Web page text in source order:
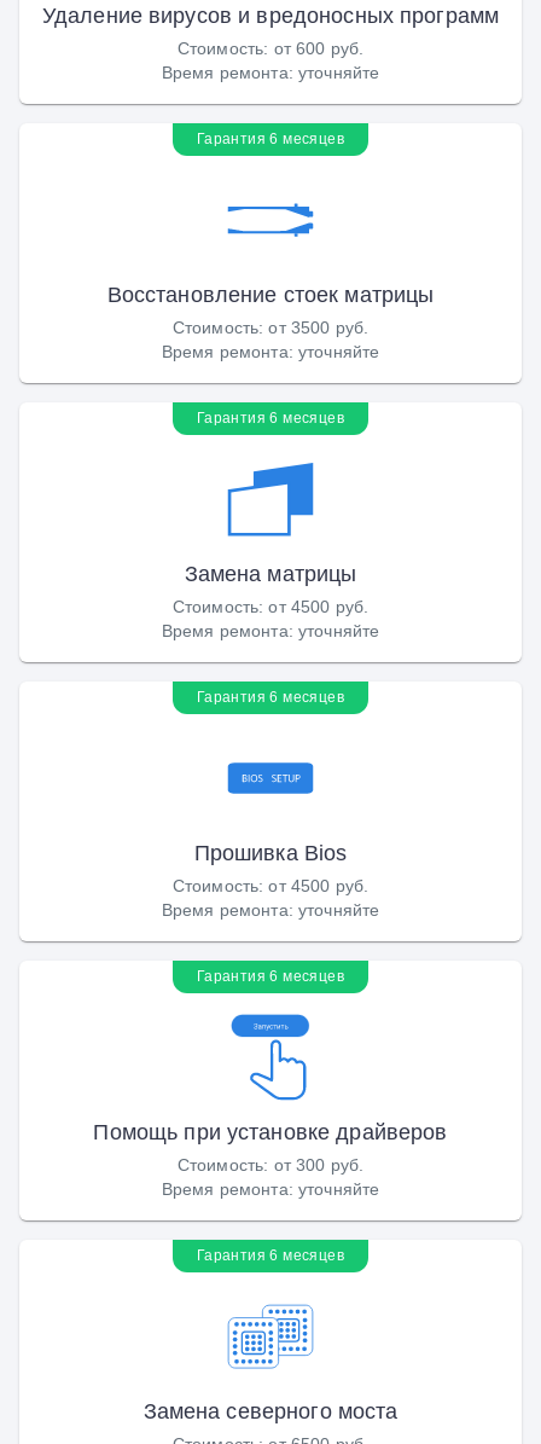
Удаление вирусов и вредоносных программ
Стоимость: от 600 руб.
Время ремонта: уточняйте
Гарантия 6 месяцев
Восстановление стоек матрицы
Стоимость:от 3500 руб.
Время ремонта: уточняйте
Гарантия 6 месяцев
Замена матрицы
Стоимость:от 4500 руб.
Время ремонта: уточняйте
Гарантия 6 месяцев
Прошивка Bios
Стоимость:от 4500 руб.
Время ремонта: уточняйте
Гарантия 6 месяцев
Помощь при установке драйверов
Стоимость: от 300 руб.
Время ремонта: уточняйте
Гарантия 6 месяцев
Замена северного моста